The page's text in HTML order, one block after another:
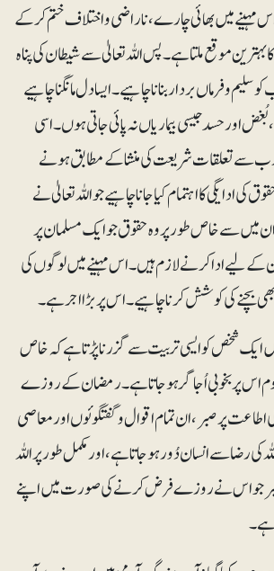
مہینے میں بھائی چارے، ناراضی و اختلاف ختم کر کے
موقع ملتا ہے۔ پس اللہ تعالیٰ سے شیطان کی پناہ
سلیم و فرماں بردار بنانا چاہیے۔ ایسا دل مانگنا چاہیے
اور حسد جیسی بیماریاں نہ پائی جاتی ہوں۔ اسی
سے تعلقات شریعت کی منشا کے مطابق ہونے
کی ادایگی کا اہتمام کیا جانا چاہیے جو اللہ تعالیٰ نے
میں سے خاص طور پر وہ حقوق جو ایک مسلمان پر
لیے ادا کرنے لازم ہیں۔ اس مہینے میں لوگوں کی
کی کوشش کرنا چاہیے۔ اس پر بڑا اجر ہے۔
ایک شخص کو ایسی تربیت سے گزرنا پڑتا ہے کہ خاص
اس پر بخوبی اُجاگر ہوجاتا ہے۔ رمضان کے روزے
اطاعت پر صبر، ان تمام اقوال و گفتگوئوں اور معاصی
رضا سے انسان دُور ہوجاتا ہے، اور مکمل طور پر اللہ
جو اس نے روزے فرض کرنے کی صورت میں اپنے